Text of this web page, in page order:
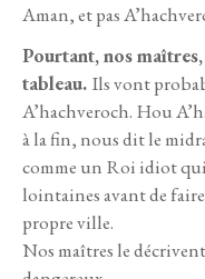
Aman, et pas
Pourtant, nos
tableau. Ils vont
A’hachveroch. Hou
à la fin, nous dit le
comme un Roi idiot qui
lointaines avant de
propre ville.
Nos maîtres le